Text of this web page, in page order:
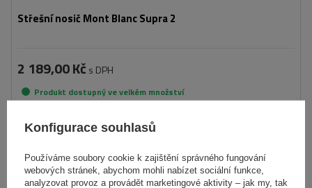
Střešní nosič Mont Blanc Supra 2
2 189,00 Kč s DPH
Produkt dostupný ve velkém množství
Přidat
košíku
Konfigurace souhlasů
Používáme soubory cookie k zajištění správného fungování
webových stránek, abychom mohli nabízet sociální funkce,
analyzovat provoz a provádět marketingové aktivity – jak my, tak